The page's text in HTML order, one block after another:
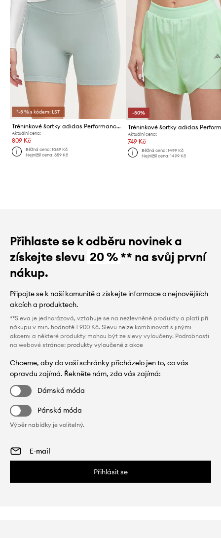
*-5 % s kódem: LST
Tréninkové šortky adidas Performance Optime
Aktuální cena:
809 Kč
Běžná cena:1059 Kč
Nejnižší cena:859 Kč
-50%
Tréninkové šortky adidas
Aktuální cena:
749 Kč
Běžná cena: 1499 Kč
Nejnižší cena: 1499 Kč
Přihlaste se k odběru novinek a
získejte slevu 20 %** na svůj první
nákup.
Připojte se k naší komunitě a získejte informace o nejnovějších
akcích a produktech.
**Sleva je jednorázová, vztahuje se na nezlevněné produkty a platí při
nákupu v min. hodnotě 1 900 Kč. Slevu nelze kombinovat s jinými
akcemi a některé produkty mohou být ze slevy vyloučeny. Podrobnosti
na webové stránce: produkty vyloučené z akce
Chceme, aby do vaší schránky přicházelo jen to, co vás
opravdu zajímá. Řekněte nám, zda vás zajímá:
Dámská móda
Pánská móda
Výběr nabídky je volitelný.
Přihlásit se